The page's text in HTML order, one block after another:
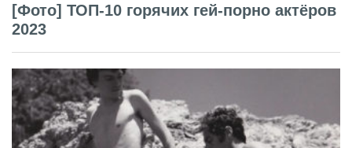
[Фото] ТОП-10 горячих гей-порно актёров
2023